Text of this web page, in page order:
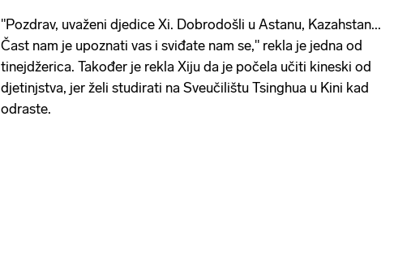
"Pozdrav, uvaženi djedice Xi. Dobrodošli u Astanu, Kazahstan...
Čast nam je upoznati vas i sviđate nam se," rekla je jedna od
tinejdžerica. Također je rekla Xiju da je počela učiti kineski od
djetinjstva, jer želi studirati na Sveučilištu Tsinghua u Kini kad
odraste.